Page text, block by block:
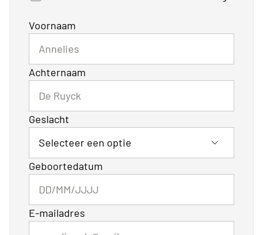
Voornaam
Achternaam
Geslacht
Geboortedatum
E-mailadres